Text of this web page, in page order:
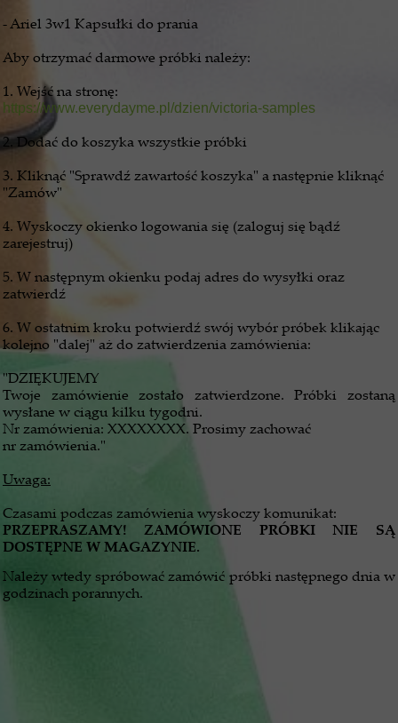
- Ariel 3w1 Kapsułki do prania
Aby otrzymać darmowe próbki należy:
1. Wejść na stronę:
https://www.everydayme.pl/dzien/victoria-samples
2. Dodać do koszyka wszystkie próbki
3. Kliknąć "Sprawdź zawartość koszyka" a następnie kliknąć
"Zamów"
4. Wyskoczy okienko logowania się (zaloguj się bądź
zarejestruj)
5. W następnym okienku podaj adres do wysyłki oraz
zatwierdź
6. W ostatnim kroku potwierdź swój wybór próbek klikając
kolejno "dalej" aż do zatwierdzenia zamówienia:
"DZIĘKUJEMY
Twoje zamówienie zostało zatwierdzone. Próbki zostaną
wysłane w ciągu kilku tygodni.
Nr zamówienia: XXXXXXXX. Prosimy zachować
nr zamówienia."
Uwaga:
Czasami podczas zamówienia wyskoczy komunikat:
PRZEPRASZAMY! ZAMÓWIONE PRÓBKI NIE SĄ
DOSTĘPNE W MAGAZYNIE.
Należy wtedy spróbować zamówić próbki następnego dnia w
godzinach porannych.